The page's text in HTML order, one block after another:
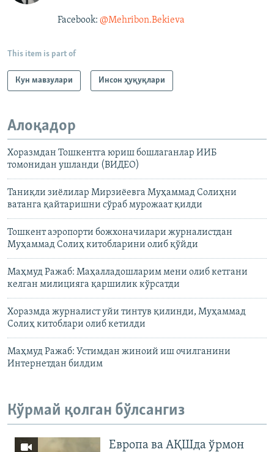
Facebook: @Mehribon.Bekieva​
This item is part of
Кун мавзулари Инсон ҳуқуқлари
Алоқадор
Хоразмдан Тошкентга юриш бошлаганлар ИИБ
томонидан ушланди (ВИДЕО)
Таниқли зиëлилар Мирзиëевга Муҳаммад Солиҳни
ватанга қайтаришни сўраб мурожаат қилди
Тошкент аэропорти божхоначилари журналистдан
Муҳаммад Солиҳ китобларини олиб қўйди
Маҳмуд Ражаб: Маҳалладошларим мени олиб кетгани
келган милицияга қаршилик кўрсатди
Хоразмда журналист уйи тинтув қилинди, Муҳаммад
Солиҳ китоблари олиб кетилди
Маҳмуд Ражаб: Устимдан жиноий иш очилганини
Интернетдан билдим
Кўрмай қолган бўлсангиз
Европа ва АҚШда ўрмон